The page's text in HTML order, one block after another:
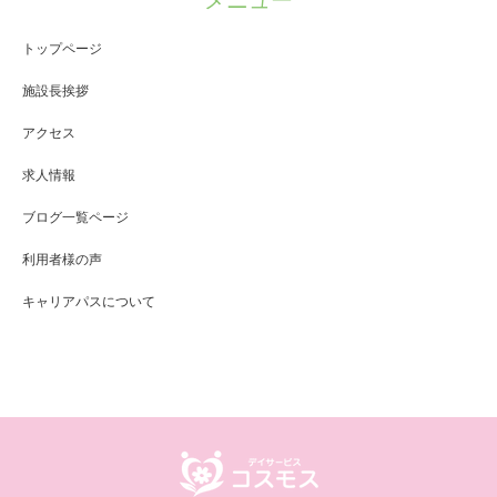
トップページ
施設長挨拶
アクセス
求人情報
ブログ一覧ページ
利用者様の声
キャリアパスについて